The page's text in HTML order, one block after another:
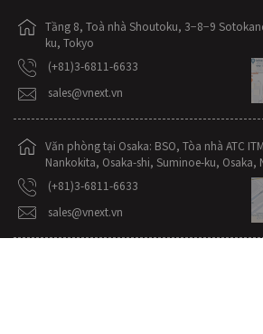
Tầng 8, Toà nhà Shoutoku, 3−8−9
ku, Tokyo
(+81)3-6811-6633
sales@vnext.vn
Văn phòng tại Osaka: BSO, Tòa nhà ATC
Nankokita, Osaka-shi, Suminoe-ku, Osaka,
(+81)3-6811-6633
sales@vnext.vn